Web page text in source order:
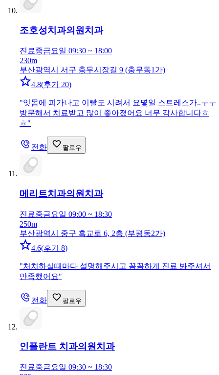
조호성치과의원치과
진료중금요일 09:30 ~ 18:00
230m
부산광역시 서구 충무시장길 9 (충무동1가)
4.8(후기 20)
"잇몸에 피가나고 이빨도 시려서 요몇일 스트레스가..ㅜㅜ
방문해서 치료받고 많이 좋아졌어요 너무 감사합니다ㅎ
ㅎ"
전화 팔로우
메리트치과의원 치과
진료중금요일 09:00 ~ 18:30
250m
부산광역시 중구 흑교로 6, 2층 (부평동2가)
4.6(후기 8)
"처치하실때마다 설명해주시고 꼼꼼하게 진료 봐주셔서
만족했어요"
전화 팔로우
인플란트 치과의원치과
진료중금요일 09:30 ~ 18:30